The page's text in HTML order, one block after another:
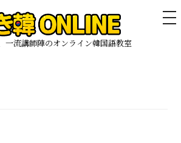
一流講師陣のオンライン韓国語教室
メ
ニ